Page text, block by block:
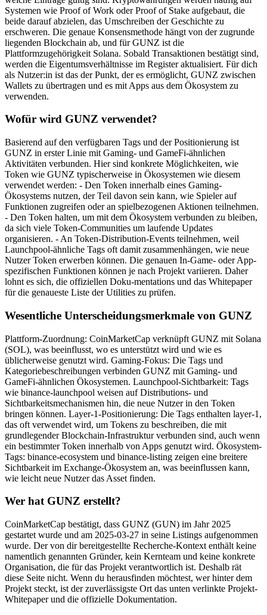
Systemen wie Proof of Work oder Proof of Stake aufgebaut, die
beide darauf abzielen, das Umschreiben der Geschichte zu
erschweren. Die genaue Konsensmethode hängt von der zugrunde
liegenden Blockchain ab, und für GUNZ ist die
Plattformzugehörigkeit Solana. Sobald Transaktionen bestätigt sind,
werden die Eigentumsverhältnisse im Register aktualisiert. Für dich
als Nutzer:in ist das der Punkt, der es ermöglicht, GUNZ zwischen
Wallets zu übertragen und es mit Apps aus dem Ökosystem zu
verwenden.
Wofür wird GUNZ verwendet?
Basierend auf den verfügbaren Tags und der Positionierung ist
GUNZ in erster Linie mit Gaming- und GameFi-ähnlichen
Aktivitäten verbunden. Hier sind konkrete Möglichkeiten, wie
Token wie GUNZ typischerweise in Ökosystemen wie diesem
verwendet werden: - Den Token innerhalb eines Gaming-
Ökosystems nutzen, der Teil davon sein kann, wie Spieler auf
Funktionen zugreifen oder an spielbezogenen Aktionen teilnehmen.
- Den Token halten, um mit dem Ökosystem verbunden zu bleiben,
da sich viele Token-Communities um laufende Updates
organisieren. - An Token-Distribution-Events teilnehmen, weil
Launchpool-ähnliche Tags oft damit zusammenhängen, wie neue
Nutzer Token erwerben können. Die genauen In-Game- oder App-
spezifischen Funktionen können je nach Projekt variieren. Daher
lohnt es sich, die offiziellen Doku-mentations und das Whitepaper
für die genaueste Liste der Utilities zu prüfen.
Wesentliche Unterscheidungsmerkmale von GUNZ
Plattform-Zuordnung: CoinMarketCap verknüpft GUNZ mit Solana
(SOL), was beeinflusst, wo es unterstützt wird und wie es
üblicherweise genutzt wird. Gaming-Fokus: Die Tags und
Kategoriebeschreibungen verbinden GUNZ mit Gaming- und
GameFi-ähnlichen Ökosystemen. Launchpool-Sichtbarkeit: Tags
wie binance-launchpool weisen auf Distributions- und
Sichtbarkeitsmechanismen hin, die neue Nutzer in den Token
bringen können. Layer-1-Positionierung: Die Tags enthalten layer-1,
das oft verwendet wird, um Tokens zu beschreiben, die mit
grundlegender Blockchain-Infrastruktur verbunden sind, auch wenn
ein bestimmter Token innerhalb von Apps genutzt wird. Ökosystem-
Tags: binance-ecosystem und binance-listing zeigen eine breitere
Sichtbarkeit im Exchange-Ökosystem an, was beeinflussen kann,
wie leicht neue Nutzer das Asset finden.
Wer hat GUNZ erstellt?
CoinMarketCap bestätigt, dass GUNZ (GUN) im Jahr 2025
gestartet wurde und am 2025-03-27 in seine Listings aufgenommen
wurde. Der von dir bereitgestellte Recherche-Kontext enthält keine
namentlich genannten Gründer, kein Kernteam und keine konkrete
Organisation, die für das Projekt verantwortlich ist. Deshalb rät
diese Seite nicht. Wenn du herausfinden möchtest, wer hinter dem
Projekt steckt, ist der zuverlässigste Ort das unten verlinkte Projekt-
Whitepaper und die offizielle Dokumentation.